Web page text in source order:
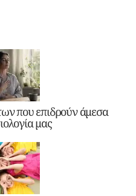
που επιδρούν άμεσα
μας